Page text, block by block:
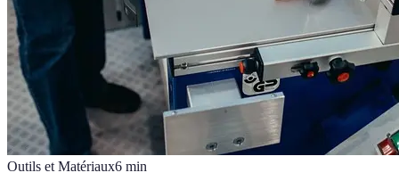
Outils et Matériaux6 min